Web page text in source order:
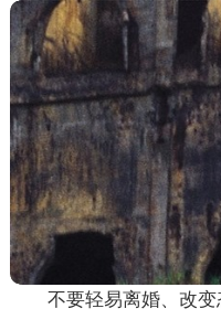
不要轻易离婚、改变